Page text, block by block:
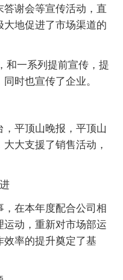
谢会等宣传活动，直
地促进了市场渠道的
和一系列提前宣传，提
时也宣传了企业。
平顶山晚报，平顶山
大支援了销售活动，
在本年度配合公司相
动，重新对市场部运
率的提升奠定了基